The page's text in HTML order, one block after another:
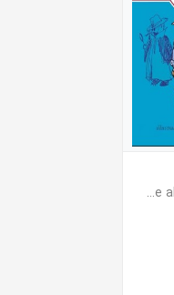
More about Paddington ( آشنایی بیشتر با پدینگتون )